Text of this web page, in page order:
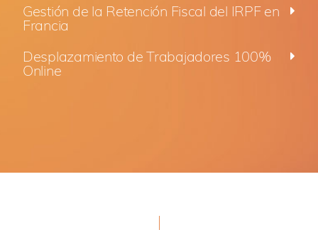
Gestión de la Retención Fiscal del IRPF en
Francia
Desplazamiento de Trabajadores 100%
Online